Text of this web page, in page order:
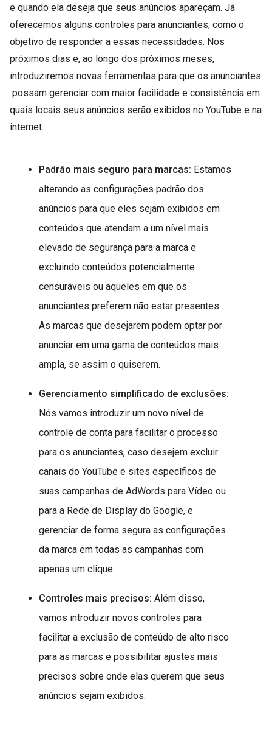
e quando ela deseja que seus anúncios apareçam. Já
oferecemos alguns controles para anunciantes, como o
objetivo de responder a essas necessidades. Nos
próximos dias e, ao longo dos próximos meses,
introduziremos novas ferramentas para que os anunciantes
possam gerenciar com maior facilidade e consistência em
quais locais seus anúncios serão exibidos no YouTube e na
internet.
Padrão mais seguro para marcas: Estamos
alterando as configurações padrão dos
anúncios para que eles sejam exibidos em
conteúdos que atendam a um nível mais
elevado de segurança para a marca e
excluindo conteúdos potencialmente
censuráveis ou aqueles em que os
anunciantes preferem não estar presentes.
As marcas que desejarem podem optar por
anunciar em uma gama de conteúdos mais
ampla, se assim o quiserem.
Gerenciamento simplificado de exclusões:
Nós vamos introduzir um novo nível de
controle de conta para facilitar o processo
para os anunciantes, caso desejem excluir
canais do YouTube e sites específicos de
suas campanhas de AdWords para Vídeo ou
para a Rede de Display do Google, e
gerenciar de forma segura as configurações
da marca em todas as campanhas com
apenas um clique.
Controles mais precisos: Além disso,
vamos introduzir novos controles para
facilitar a exclusão de conteúdo de alto risco
para as marcas e possibilitar ajustes mais
precisos sobre onde elas querem que seus
anúncios sejam exibidos.